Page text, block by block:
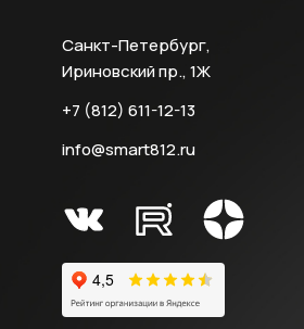
Санкт-Петербург,
Ириновский пр., 1Ж
+7 (812) 611-12-13
info@smart812.ru